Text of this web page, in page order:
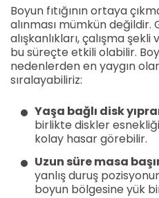
Boyun fıtığının ortaya
alınması mümkün değildir.
alışkanlıkları, çalışma
bu süreçte etkili olabilir.
nedenlerden en yaygın
sıralayabiliriz:
Yaşa bağlı disk
birlikte diskler
kolay hasar görebilir.
Uzun süre masa
yanlış duruş
boyun bölgesine yük